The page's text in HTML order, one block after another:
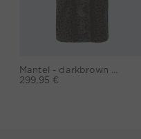
Mantel - darkbrown grey
299,95 €